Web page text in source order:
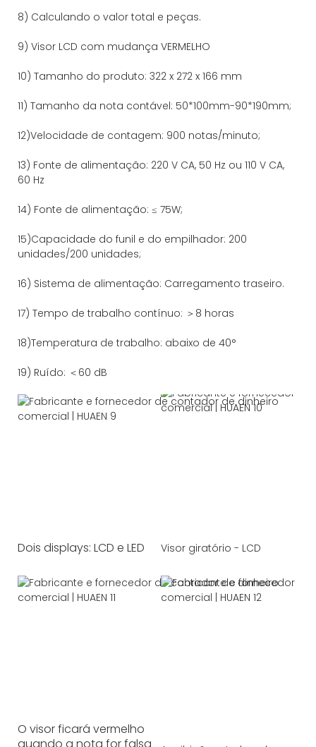
8) Calculando o valor total e peças.
9) Visor LCD com mudança VERMELHO
10) Tamanho do produto: 322 x 272 x 166 mm
11) Tamanho da nota contável: 50*100mm-90*190mm;
12)Velocidade de contagem: 900 notas/minuto;
13) Fonte de alimentação: 220 V CA, 50 Hz ou 110 V CA,
60 Hz
14) Fonte de alimentação: ≤ 75W;
15)Capacidade do funil e do empilhador: 200
unidades/200 unidades;
16) Sistema de alimentação: Carregamento traseiro.
17) Tempo de trabalho contínuo: ＞8 horas
18)Temperatura de trabalho: abaixo de 40°
19) Ruído: ＜60 dB
Dois displays: LCD e LED Visor giratório - LCD
O visor ficará vermelho
quando a nota for falsa